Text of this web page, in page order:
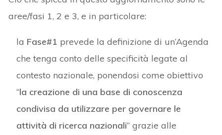
aree/fasi 1, 2 e 3, e in particolare:
la Fase#1 prevede la definizione di un’Agenda
che tenga conto delle specificità legate al
contesto nazionale, ponendosi come obiettivo
“la creazione di una base di conoscenza
condivisa da utilizzare per governare le
attività di ricerca nazionali” grazie alle